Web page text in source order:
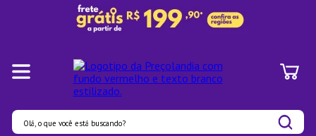
Olá, o que você está buscando?